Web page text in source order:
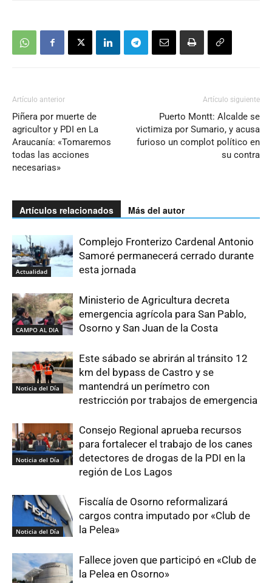
Artículo anterior
Piñera por muerte de
agricultor y PDI en La
Araucanía: «Tomaremos
todas las acciones
necesarias»
Artículo siguiente
Puerto Montt: Alcalde se
victimiza por Sumario, y acusa
furioso un complot político en
su contra
Artículos relacionados Más del autor
Actualidad
Complejo Fronterizo Cardenal Antonio
Samoré permanecerá cerrado durante
esta jornada
CAMPO AL DIA
Ministerio de Agricultura decreta
emergencia agrícola para San Pablo,
Osorno y San Juan de la Costa
Noticia del Día
Este sábado se abrirán al tránsito 12
km del bypass de Castro y se
mantendrá un perímetro con
restricción por trabajos de emergencia
Noticia del Día
Consejo Regional aprueba recursos
para fortalecer el trabajo de los canes
detectores de drogas de la PDI en la
región de Los Lagos
Noticia del Día
Fiscalía de Osorno reformalizará
cargos contra imputado por «Club de
la Pelea»
Fallece joven que participó en «Club de
la Pelea en Osorno»